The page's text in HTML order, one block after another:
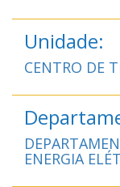
Unidade:
CENTRO DE
ENERGIA